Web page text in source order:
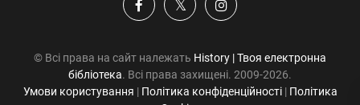
© Всі права на сайт належать History | Твоя електронна
бібліотека. Всі права захищені. 2009-2026.
Умови користування | Політика конфіденційності| Політика